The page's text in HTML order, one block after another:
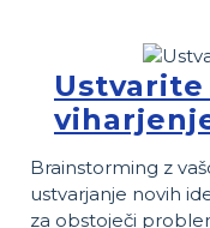
Brainstorming z
ustvarjanje novih
za obstoječi